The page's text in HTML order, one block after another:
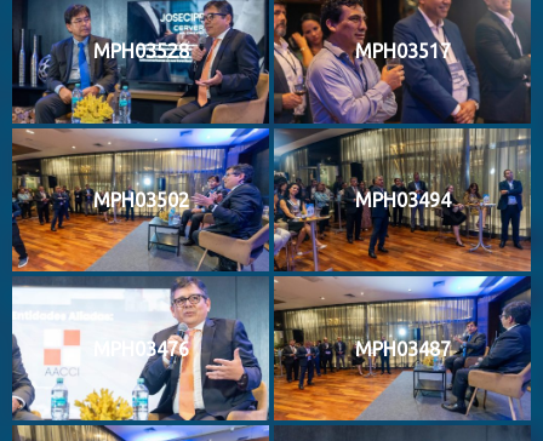
MPH03528 MPH03517
MPH03502 MPH03494
MPH03476 MPH03487